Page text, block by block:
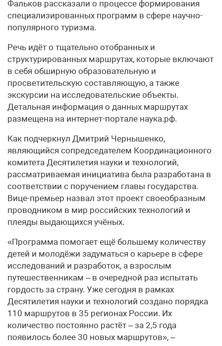
Фальков рассказали о процессе формирования
специализированных программ в сфере научно-
популярного туризма.
Речь идёт о тщательно отобранных и
структурированных маршрутах, которые включают
в себя обширную образовательную и
просветительскую составляющую, а также
экскурсии на исследовательские объекты.
Детальная информация о данных маршрутах
размещена на интернет-портале наука.рф.
Как подчеркнул Дмитрий Чернышенко,
являющийся сопредседателем Координационного
комитета Десятилетия науки и технологий,
рассматриваемая инициатива была разработана в
соответствии с поручением главы государства.
Вице-премьер назвал этот проект своеобразным
проводником в мир российских технологий и
плеяды выдающихся учёных.
«Программа помогает ещё большему количеству
детей и молодёжи задуматься о карьере в сфере
исследований и разработок, а взрослым
путешественникам – в очередной раз испытать
гордость за страну. Уже сегодня в рамках
Десятилетия науки и технологий создано порядка
110 маршрутов в 35 регионах России. Их
количество постоянно растёт – за 2,5 года
появилось более 30 новых маршрутов», –